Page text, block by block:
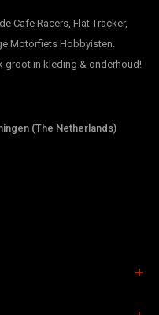
Cafe Racers, Flat Tracker,
Motorfiets Hobbyisten.
groot in kleding & onderhoud!
(The Netherlands)